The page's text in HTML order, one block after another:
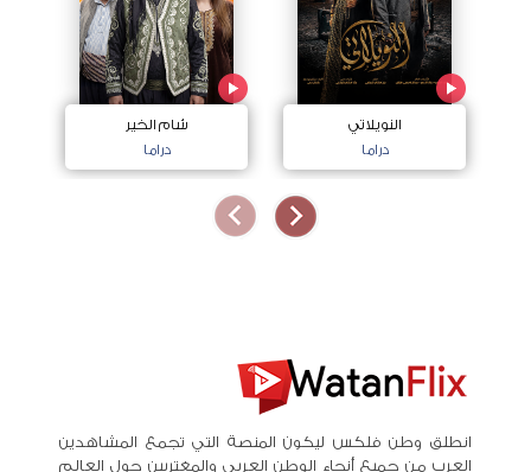
النويلاتي
دراما
شام الخير
دراما
انطلق وطن فلكس ليكون المنصة التي تجمع المشاهدين
العرب من جميع أنحاء الوطن العربي والمغتربين حول العالم